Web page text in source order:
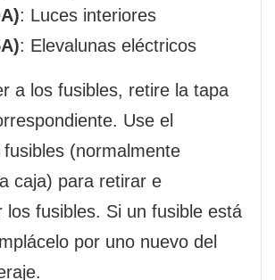
: Luces interiores
: Elevalunas eléctricos
a los fusibles, retire la tapa
Use el
(normalmente
caja) para retirar e
los fusibles. Si un fusible está
por uno nuevo del